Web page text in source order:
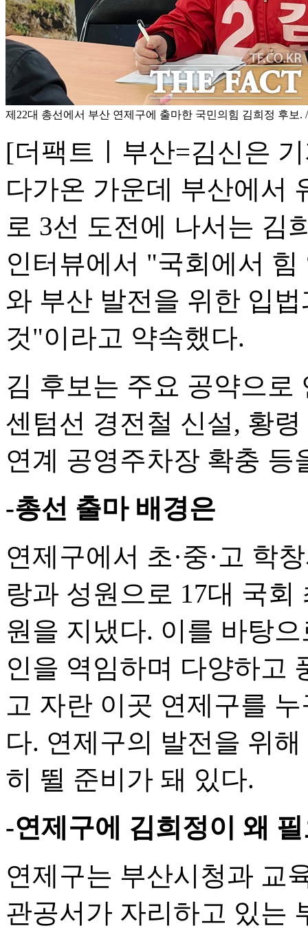
제22대 총선에서 부산 연제구에 출마한 국민의힘 김희정 후보.
[더팩트ㅣ부산=김신은
다가온 가운데 부산에서
로 3선 도전에 나서는 김
인터뷰에서 "국회에서
와 부산 발전을 위한 입
것"이라고 약속했다.
김 후보는 주요 공약으로
센텀선 경전철 신설, 황
연계 공영주차장 확충 등
-총선 출마 배경은
연제구에서 초·중·고 학
랑과 성원으로 17대 국
원을 지냈다. 이를 바탕
인을 역임하며 다양하고
고 자란 이곳 연제구를
다. 연제구의 발전을 위
히 뛸 준비가 돼 있다.
-연제구에 김희정이 왜
연제구는 부산시청과 교
관공서가 자리하고 있는